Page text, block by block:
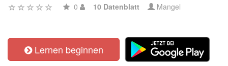
0 10 Datenblatt Mangel
Lernen beginnen